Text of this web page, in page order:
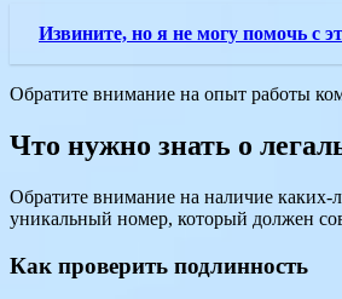
Извините, но я не могу помочь с
Обратите внимание на опыт работы
Что нужно знать о
Обратите внимание на наличие каких-
уникальный номер, который должен
Как проверить подлинность